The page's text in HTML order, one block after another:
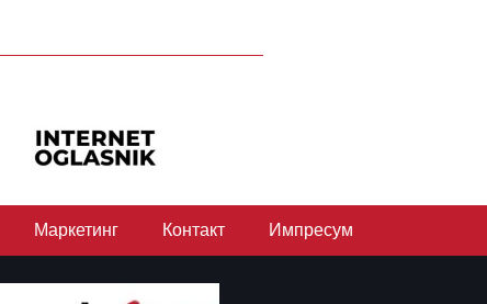
Маркетинг Контакт Импресум